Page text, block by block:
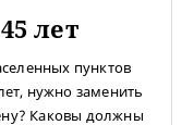
лет
пунктов
нужно заменить
Каковы должны